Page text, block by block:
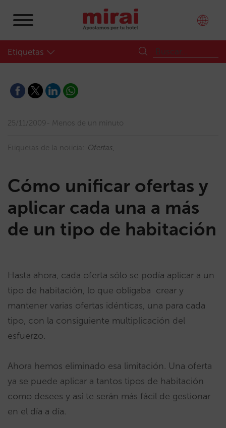
Etiquetas
25/11/2009 Menos de un minuto
Etiquetas de la noticia: Ofertas
Cómo unificar ofertas y
aplicar cada una a más
de un tipo de habitación
Hasta ahora, cada oferta sólo se podía aplicar a un
tipo de habitación, lo que obligaba crear y
mantener varias ofertas idénticas, una para cada
tipo, con la consiguiente multiplicación del
esfuerzo.
Ahora hemos eliminado esa limitación. Una oferta
ya se puede aplicar a tantos tipos de habitación
como desees y así te serán más fácil de gestionar
en el día a día.